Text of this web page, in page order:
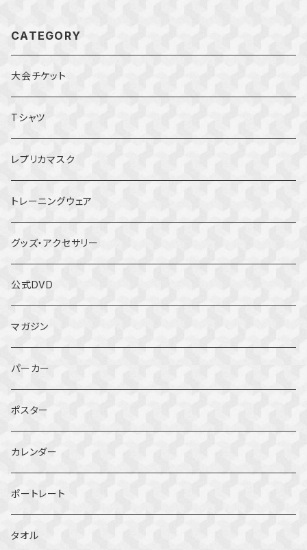
CATEGORY
大会チケット
Tシャツ
レプリカマスク
トレーニングウェア
グッズ・アクセサリー
公式DVD
マガジン
パーカー
ポスター
カレンダー
ポートレート
タオル